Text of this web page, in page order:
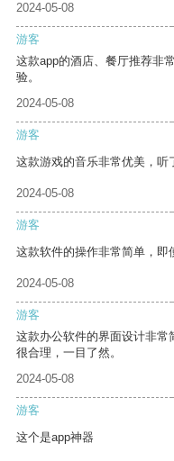
2024-05-08
游客
这款app的酒店、餐厅推荐非
验。
2024-05-08
游客
这款游戏的音乐非常优美，听
2024-05-08
游客
这款软件的操作非常简单，即
2024-05-08
游客
这款办公软件的界面设计非
很合理，一目了然。
2024-05-08
游客
这个是app神器